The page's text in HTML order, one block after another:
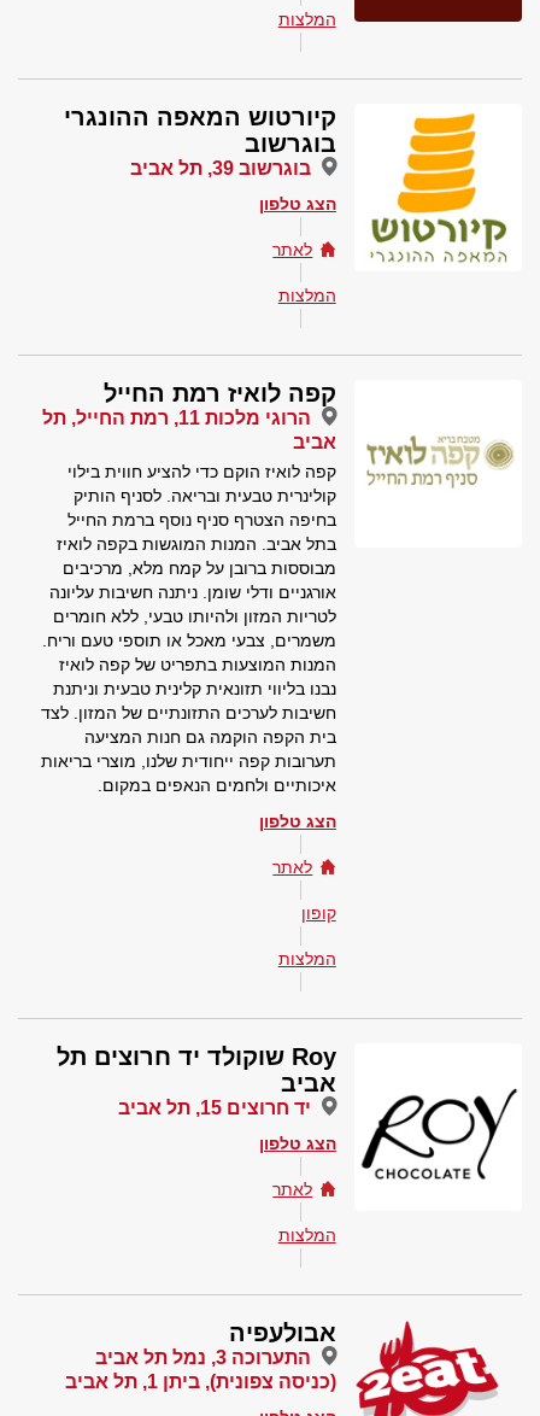
המלצות
קיורטוש המאפה ההונגרי
בוגרשוב
בוגרשוב 39, תל אביב
הצג טלפון
לאתר
המלצות
קפה לואיז רמת החייל
הרוגי מלכות 11, רמת החייל, תל
אביב
קפה לואיז הוקם כדי להציע חווית בילוי
קולינרית טבעית ובריאה. לסניף הותיק
בחיפה הצטרף סניף נוסף ברמת החייל
בתל אביב. המנות המוגשות בקפה לואיז
מבוססות ברובן על קמח מלא, מרכיבים
אורגניים ודלי שומן. ניתנה חשיבות עליונה
לטריות המזון ולהיותו טבעי, ללא חומרים
משמרים, צבעי מאכל או תוספי טעם וריח.
המנות המוצעות בתפריט של קפה לואיז
נבנו בליווי תזונאית קלינית טבעית וניתנת
חשיבות לערכים התזונתיים של המזון. לצד
בית הקפה הוקמה גם חנות המציעה
תערובות קפה ייחודית שלנו, מוצרי בריאות
איכותיים ולחמים הנאפים במקום.
הצג טלפון
לאתר
קופון
המלצות
Roy שוקולד יד חרוצים תל
אביב
יד חרוצים 15, תל אביב
הצג טלפון
לאתר
המלצות
אבולעפיה
התערוכה 3, נמל תל אביב
(כניסה צפונית), ביתן 1, תל אביב